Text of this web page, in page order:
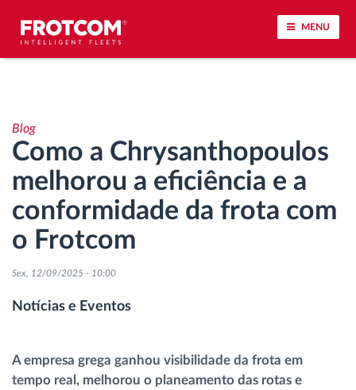
MENU
Análise do estilo de condução
Monitorização dos tempos de condução
Gestão de tarefas
Gestão de Combustível
Blog
Como a Chrysanthopoulos
melhorou a eficiência e a
conformidade da frota com
o Frotcom
Sex, 12/09/2025 - 10:00
Notícias e Eventos
A empresa grega ganhou visibilidade da frota em
tempo real, melhorou o planeamento das rotas e